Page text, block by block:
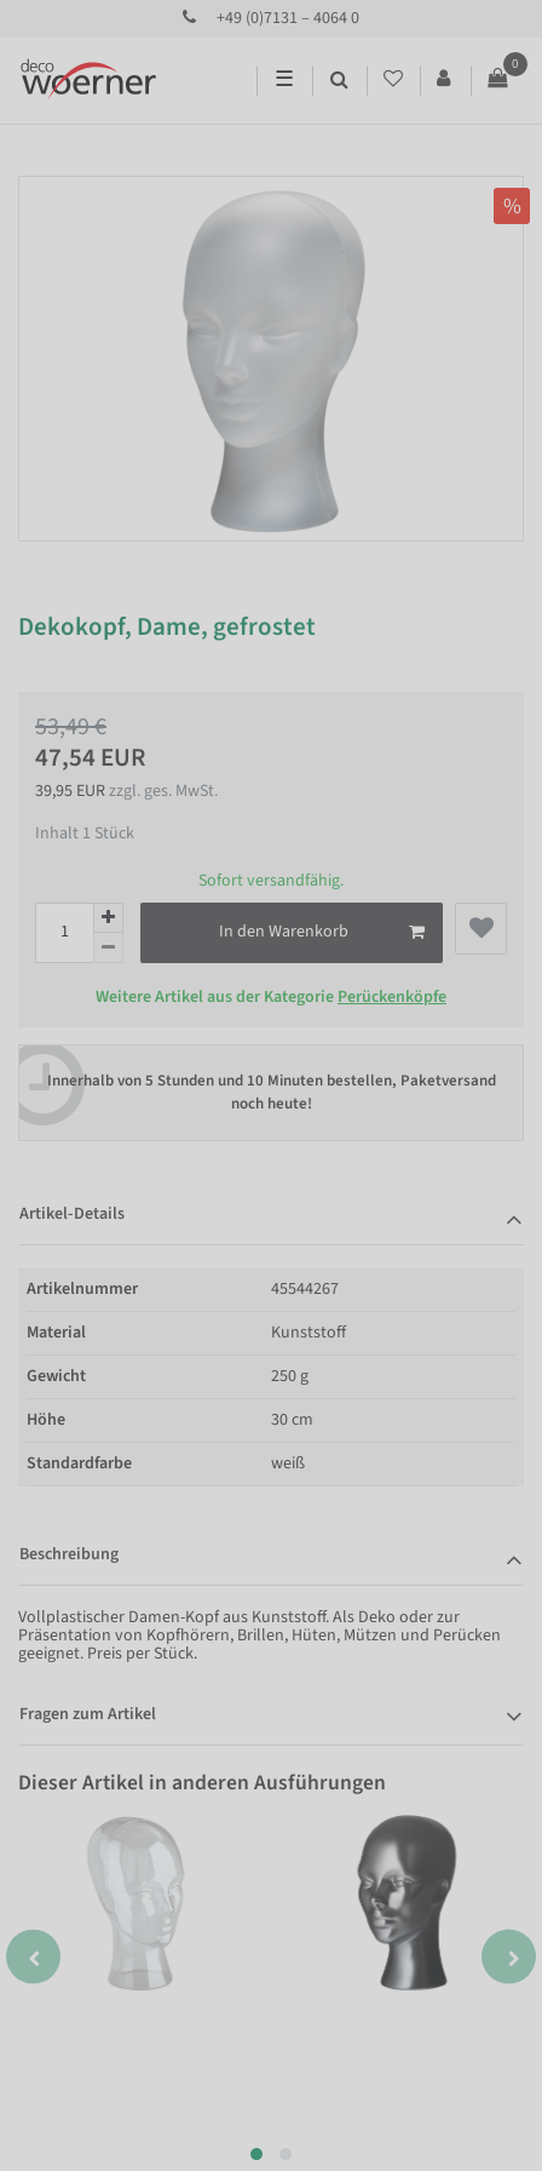
+49 (0)7131 – 4064 0
☰
0
%
Dekokopf, Dame, gefrostet
53,49 €
47,54 EUR
39,95 EURzzgl. ges. MwSt.
Inhalt 1 Stück
Sofort versandfähig.
In den Warenkorb
Weitere Artikel aus der Kategorie Perückenköpfe
Innerhalb von5 Stunden und 10 Minuten bestellen, Paketversand
noch heute!
Artikel-Details
Artikelnummer
45544267
Material
Kunststoff
Gewicht
250 g
Höhe
30 cm
Standardfarbe
weiß
Beschreibung
Vollplastischer Damen-Kopf aus Kunststoff. Als Deko oder zur
Präsentation von Kopfhörern, Brillen, Hüten, Mützen und Perücken
geeignet. Preis per Stück.
Fragen zum Artikel
Dieser Artikel in anderen Ausführungen